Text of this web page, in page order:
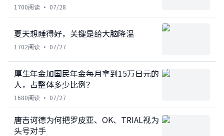
1700阅读 · 07/28
夏天想睡得好，关键是给大脑降温
1702阅读 · 07/27
厚生年金加国民年金每月拿到15万日元的
人，占整体多少比例？
1680阅读 · 07/27
唐吉诃德为何把罗皮亚、OK、TRIAL视为
头号对手